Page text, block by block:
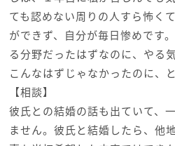
ても認めない周りの人すら怖く
ができず、自分が毎日惨めです
る分野だったはずなのに、やる
こんなはずじゃなかったのに、
【相談】
彼氏との結婚の話も出ていて、
ません。彼氏と結婚したら、他